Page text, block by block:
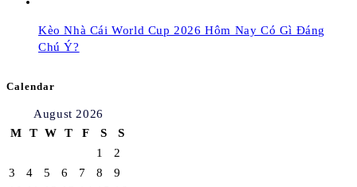
Kèo Nhà Cái World Cup 2026 Hôm Nay Có Gì Đáng
Chú Ý?
Calendar
August 2026
M
T W T F S
S
1
2
3
4 5 6 7 8
9